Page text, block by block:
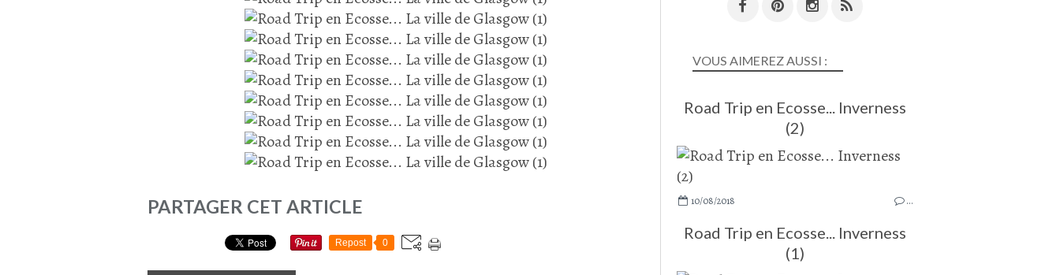
PARTAGER CET ARTICLE
Repost 0
VOUS AIMEREZ AUSSI :
Road Trip en Ecosse... Inverness
(2)
10/08/2018 …
Road Trip en Ecosse... Inverness
(1)